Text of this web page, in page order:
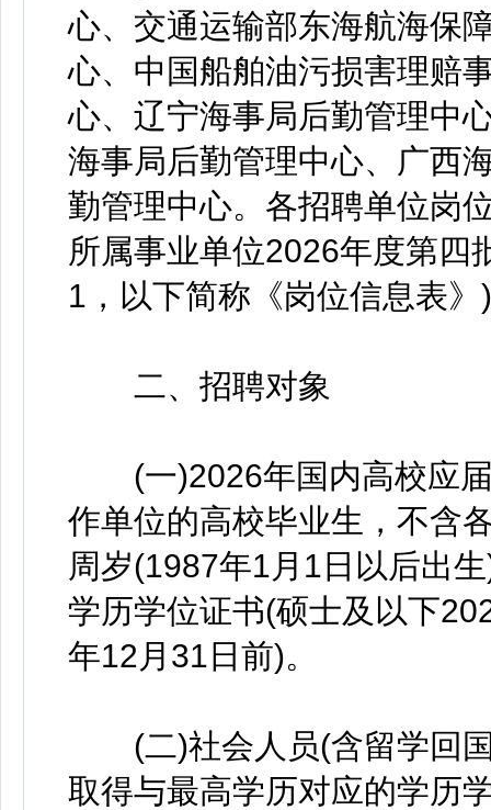
心、交通运输部东海航海保
心、中国船舶油污损害理赔
心、辽宁海事局后勤管理中
海事局后勤管理中心、广西
勤管理中心。各招聘单位岗
所属事业单位2026年度第四
1，以下简称《岗位信息表》
二、招聘对象
(一)2026年国内高校应届
作单位的高校毕业生，不含
周岁(1987年1月1日以后出
学历学位证书(硕士及以下
年12月31日前)。
(二)社会人员(含留学回国
取得与最高学历对应的学历